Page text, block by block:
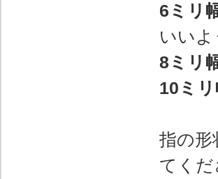
6ミリ
いいよ
8ミリ
10ミ
指の形
てくだ